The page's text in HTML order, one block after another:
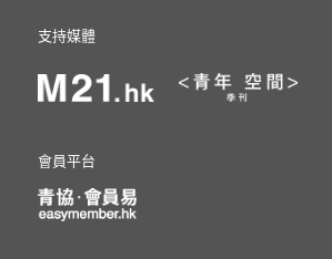
支持媒體
會員平台